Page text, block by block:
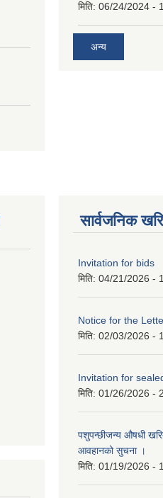
मिति: 06/24/2024 -
अन्य
सार्वजनिक
Invitation for bids
मिति: 04/21/2026 -
Notice for the
मिति: 02/03/2026 -
Invitation for
मिति: 01/26/2026 -
पशुपन्छीजन्य औषधी
आवहानको सुचना ।
मिति: 01/19/2026 -